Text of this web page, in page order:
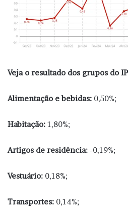
Veja o resultado dos grupos do
Alimentação e bebidas: 0,50%;
Habitação: 1,80%;
Artigos de residência: -0,19%;
Vestuário: 0,18%;
Transportes: 0,14%;